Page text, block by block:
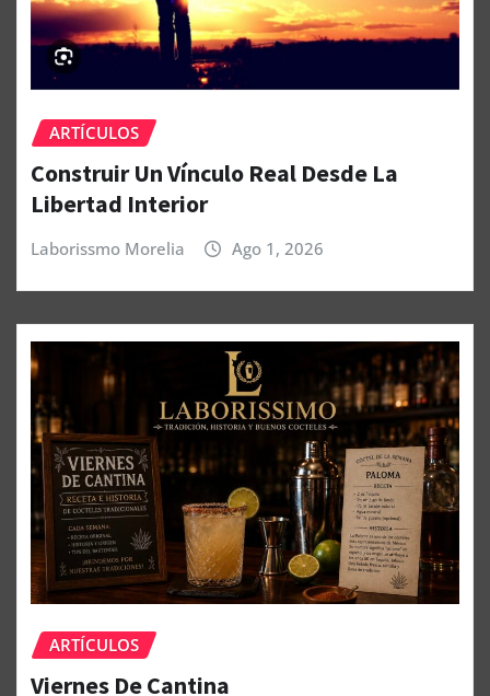
ARTÍCULOS
Construir Un Vínculo Real Desde La
Libertad Interior
Laborissmo Morelia Ago 1, 2026
ARTÍCULOS
Viernes De Cantina